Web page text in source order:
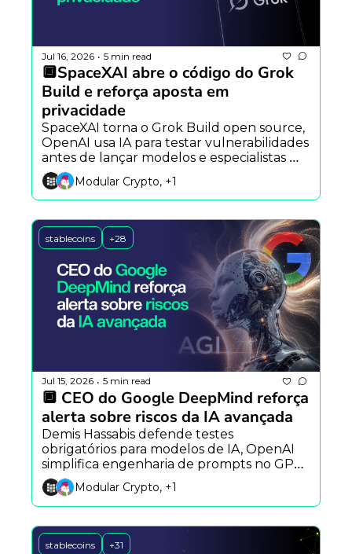
Jul 16, 2026 • 5 min read
🔲SpaceXAI abre o código do Grok
Build e reforça aposta em
privacidade
SpaceXAI torna o Grok Build open source,
OpenAI usa IA para testar vulnerabilidades
antes de lançar modelos e especialistas
alertam para impactos econômicos da IA.
Modular Crypto, +1
stablecoins +28
Jul 15, 2026 • 5 min read
🔲 CEO do Google DeepMind reforça
alerta sobre riscos da IA avançada
Demis Hassabis defende testes
obrigatórios para modelos de IA, OpenAI
simplifica engenharia de prompts no GPT-
5.6 e EUA ampliam sanções ao Irã com
bloqueio de USDT.
Modular Crypto, +1
stablecoins +31